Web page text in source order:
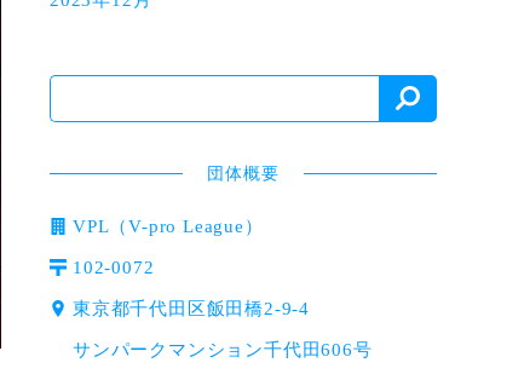
団体概要
VPL（V-pro League）
102-0072
東京都千代田区飯田橋2-9-4
サンパークマンション千代田606号